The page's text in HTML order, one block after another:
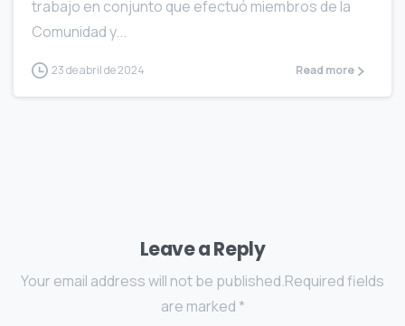
trabajo en conjunto que efectuó miembros de la
Comunidad y...
23 de abril de 2024 Read more
Leave a Reply
Your email address will not be published.Required fields
are marked *